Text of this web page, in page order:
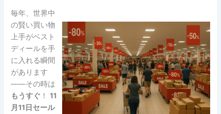
毎年、世界中
の賢い買い物
上手がベスト
ディールを手
に入れる瞬間
があります
――その時は
もうすぐ ！11
月11日セール